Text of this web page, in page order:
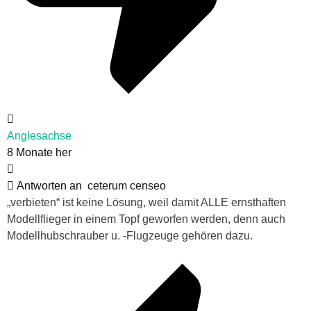
Anglesachse
8 Monate her
Antworten an ceterum censeo
„verbieten“ ist keine Lösung, weil damit ALLE ernsthaften
Modellflieger in einem Topf geworfen werden, denn auch
Modellhubschrauber u. -Flugzeuge gehören dazu.